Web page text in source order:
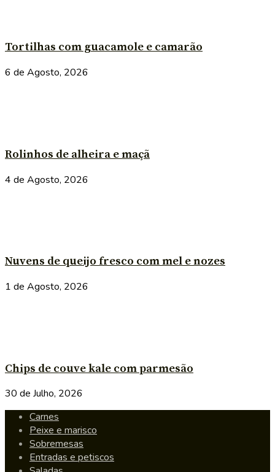
Tortilhas com guacamole e camarão
6 de Agosto, 2026
Rolinhos de alheira e maçã
4 de Agosto, 2026
Nuvens de queijo fresco com mel e nozes
1 de Agosto, 2026
Chips de couve kale com parmesão
30 de Julho, 2026
Carnes
Peixe e marisco
Sobremesas
Entradas e petiscos